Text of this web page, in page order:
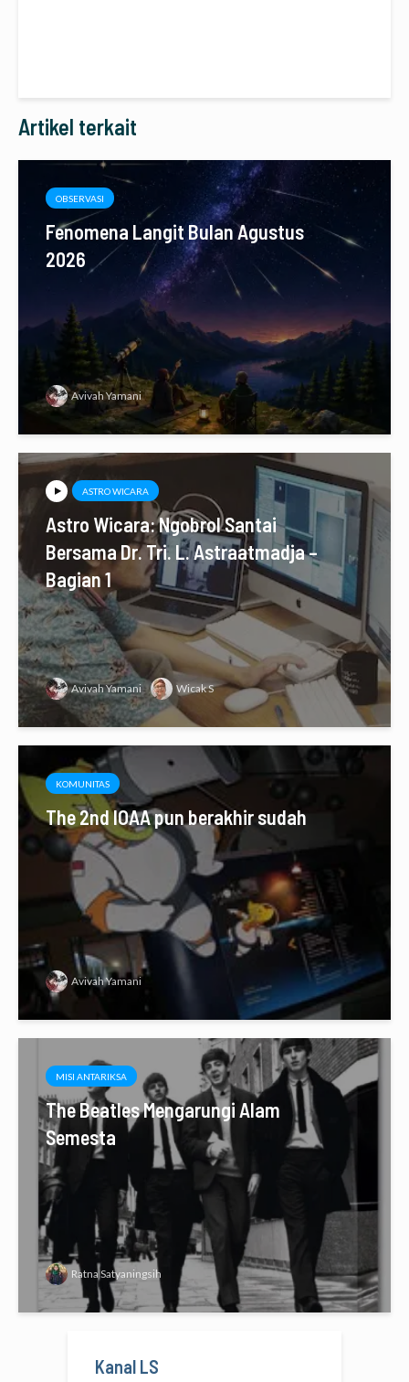
Artikel terkait
OBSERVASI
Fenomena Langit Bulan Agustus
2026
Avivah Yamani
ASTRO WICARA
Astro Wicara: Ngobrol Santai
Bersama Dr. Tri. L. Astraatmadja –
Bagian 1
Avivah Yamani Wicak S
KOMUNITAS
The 2nd IOAA pun berakhir sudah
Avivah Yamani
MISI ANTARIKSA
The Beatles Mengarungi Alam
Semesta
Ratna Satyaningsih
Kanal LS